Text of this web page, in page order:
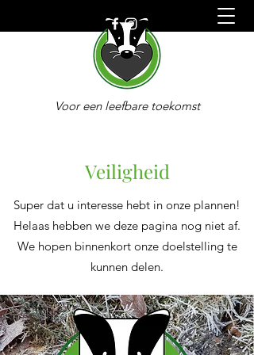
Voor een leefbare toekomst
Veiligheid
Super dat u interesse hebt in onze plannen!
Helaas hebben we deze pagina nog niet af.
We hopen binnenkort onze doelstelling te
kunnen delen.